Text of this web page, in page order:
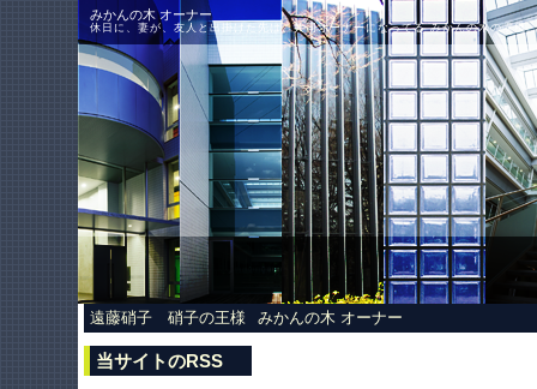
みかんの木 オーナー
休日に、妻が、友人と出掛けた先は、共同オーナーになってる みかんの木の収穫
遠藤硝子 硝子の王様 みかんの木 オーナー
当サイトのRSS